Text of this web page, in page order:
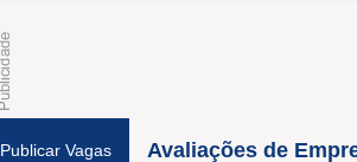
Publicar Vagas Avaliações de